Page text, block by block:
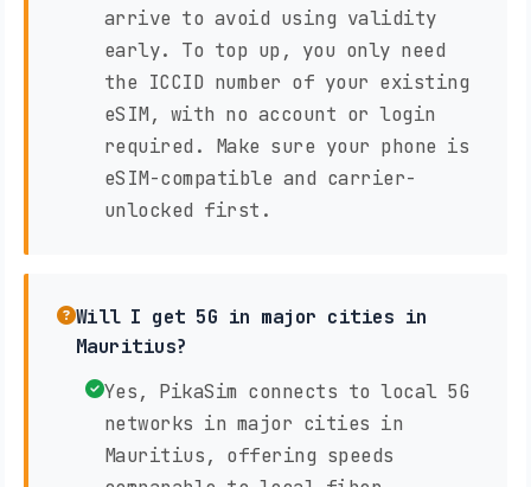
arrive to avoid using validity
early. To top up, you only need
the ICCID number of your existing
eSIM, with no account or login
required. Make sure your phone is
eSIM-compatible and carrier-
unlocked first.
Will I get 5G in major cities in
Mauritius?
Yes, PikaSim connects to local 5G
networks in major cities in
Mauritius, offering speeds